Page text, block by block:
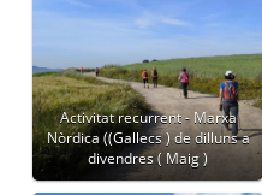
Activitat recurrent - Marxa
Nòrdica ((Gallecs ) de dilluns a
divendres ( Maig )